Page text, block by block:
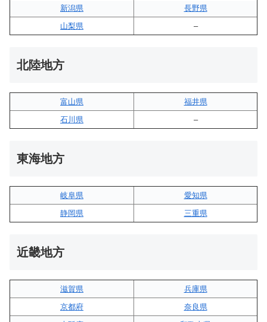
新潟県
長野県
山梨県
–
北陸地方
富山県
福井県
石川県
–
東海地方
岐阜県
愛知県
静岡県
三重県
近畿地方
滋賀県
兵庫県
京都府
奈良県